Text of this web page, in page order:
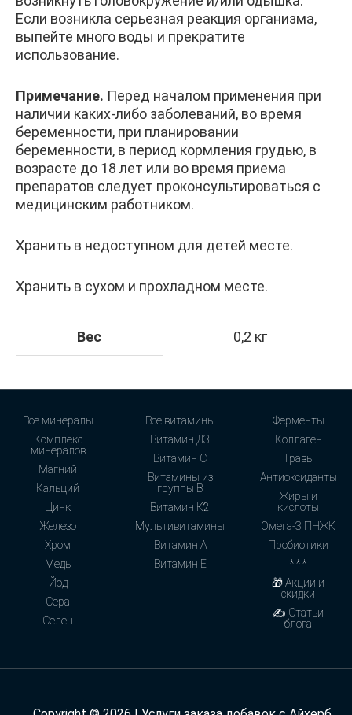
Если возникла серьезная реакция организма,
выпейте много воды и прекратите
использование.
Примечание. Перед началом применения при
наличии каких-либо заболеваний, во время
беременности, при планировании
беременности, в период кормления грудью, в
возрасте до 18 лет или во время приема
препаратов следует проконсультироваться с
медицинским работником.
Хранить в недоступном для детей месте.
Хранить в сухом и прохладном месте.
Вес 0,2 кг
Все минералы
Комплекс
минералов
Магний
Кальций
Цинк
Железо
Хром
Медь
Йод
Сера
Селен
Все витамины
Витамин Д3
Витамин С
Витамины из
группы В
Витамин К2
Мультивитамины
Витамин А
Витамин Е
Ферменты
Коллаген
Травы
Антиоксиданты
Жиры и
кислоты
Омега-3 ПНЖК
Пробиотики
* * *
🎁 Акции и
скидки
✍ Статьи
блога